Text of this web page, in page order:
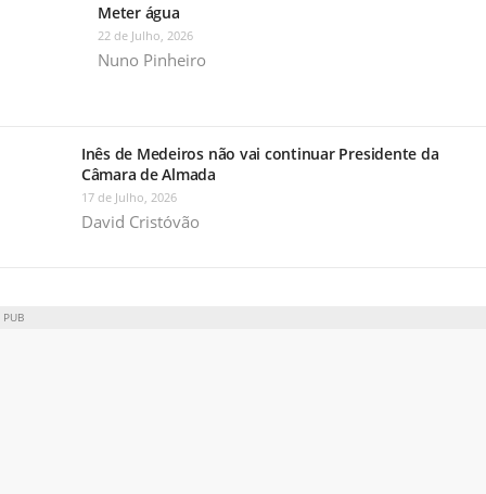
Meter água
22 de Julho, 2026
Nuno Pinheiro
Inês de Medeiros não vai continuar Presidente da
Câmara de Almada
17 de Julho, 2026
David Cristóvão
PUB